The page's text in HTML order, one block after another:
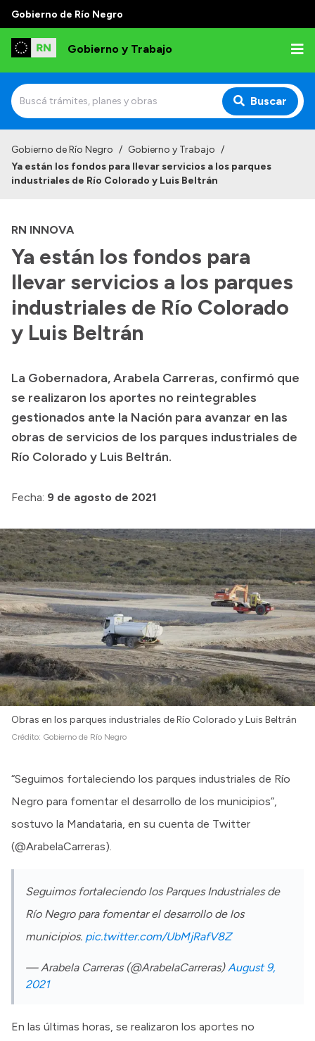
Gobierno de Río Negro
Gobierno y Trabajo
Buscar
Institucional
Autoridades, Áreas y Organismos
Delegaciones
Normativa
Transparencia
Compras y licitaciones
Consulta de expedientes
Consulta de pago a proveedores
Intranet
Gobierno de Río Negro / Gobierno y Trabajo /
Ya están los fondos para llevar servicios a los parques
industriales de Río Colorado y Luis Beltrán
RN INNOVA
Ya están los fondos para
llevar servicios a los parques
industriales de Río Colorado
y Luis Beltrán
La Gobernadora, Arabela Carreras, confirmó que
se realizaron los aportes no reintegrables
gestionados ante la Nación para avanzar en las
obras de servicios de los parques industriales de
Río Colorado y Luis Beltrán.
Fecha: 9 de agosto de 2021
Obras en los parques industriales de Río Colorado y Luis Beltrán
Crédito: Gobierno de Río Negro
“Seguimos fortaleciendo los parques industriales de Río
Negro para fomentar el desarrollo de los municipios”,
sostuvo la Mandataria, en su cuenta de Twitter
(@ArabelaCarreras).
Seguimos fortaleciendo los Parques Industriales de
Río Negro para fomentar el desarrollo de los
municipios. pic.twitter.com/UbMjRafV8Z
— Arabela Carreras (@ArabelaCarreras) August 9,
2021
En las últimas horas, se realizaron los aportes no